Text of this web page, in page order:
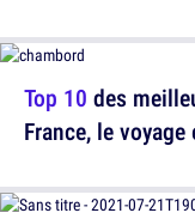
Top 10 des
France, le voyage